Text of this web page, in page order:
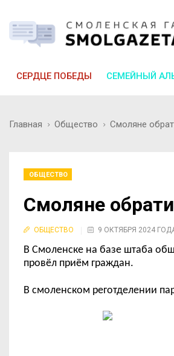
СЕРДЦЕ ПОБЕДЫ СЕМЕЙНЫЙ
Главная Общество Смоляне
ОБЩЕСТВО
Смоляне
ОБЩЕСТВО 9 ОКТЯБРЯ 2024
В Смоленске на базе штаба
провёл приём граждан.
В смоленском реготделении